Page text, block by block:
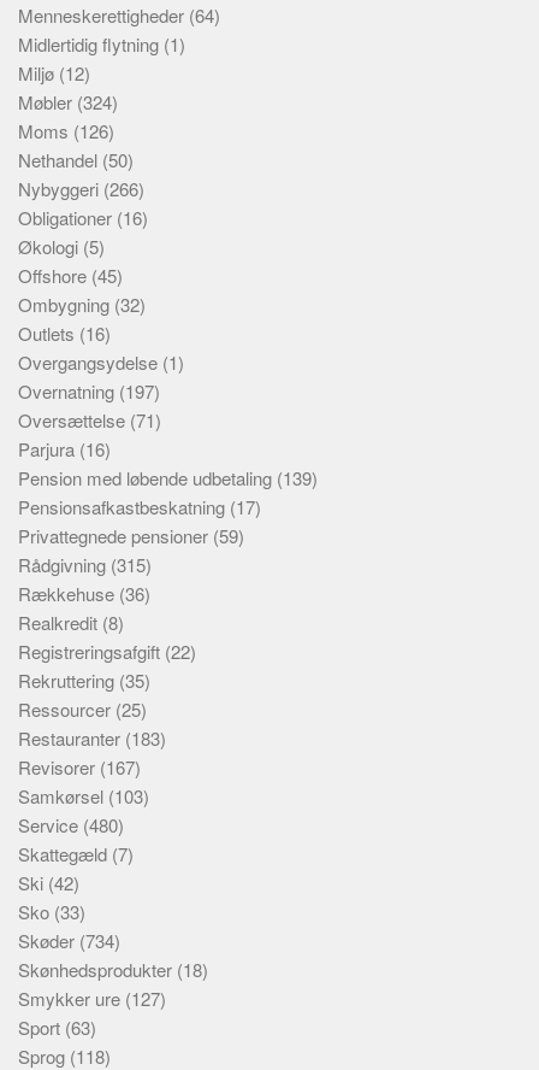
Menneskerettigheder (64)
Midlertidig flytning (1)
Miljø (12)
Møbler (324)
Moms (126)
Nethandel (50)
Nybyggeri (266)
Obligationer (16)
Økologi (5)
Offshore (45)
Ombygning (32)
Outlets (16)
Overgangsydelse (1)
Overnatning (197)
Oversættelse (71)
Parjura (16)
Pension med løbende udbetaling (139)
Pensionsafkastbeskatning (17)
Privattegnede pensioner (59)
Rådgivning (315)
Rækkehuse (36)
Realkredit (8)
Registreringsafgift (22)
Rekruttering (35)
Ressourcer (25)
Restauranter (183)
Revisorer (167)
Samkørsel (103)
Service (480)
Skattegæld (7)
Ski (42)
Sko (33)
Skøder (734)
Skønhedsprodukter (18)
Smykker ure (127)
Sport (63)
Sprog (118)